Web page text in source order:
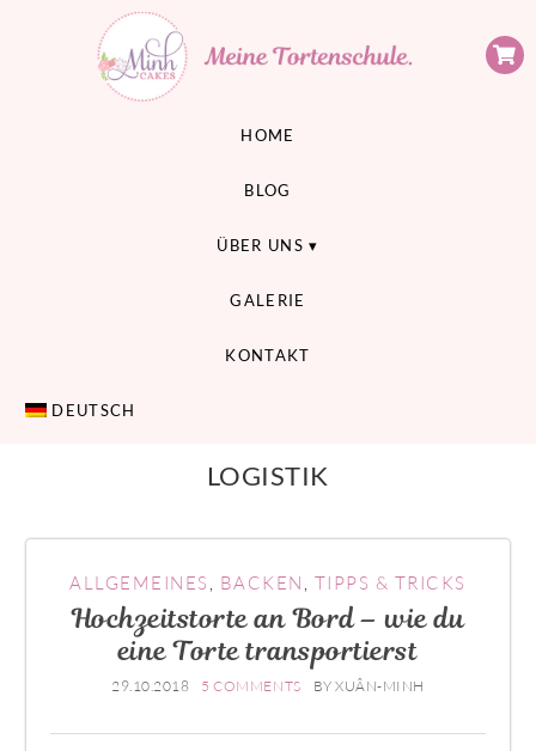
MEINE TORTENSCHULE
HOME
BLOG
ÜBER UNS
GALERIE
KONTAKT
DEUTSCH
LOGISTIK
ALLGEMEINES BACKEN TIPPS & TRICKS
Hochzeitstorte an Bord – wie du
eine Torte transportierst
29.10.2018 5 COMMENTS BYXUÂN-MINH